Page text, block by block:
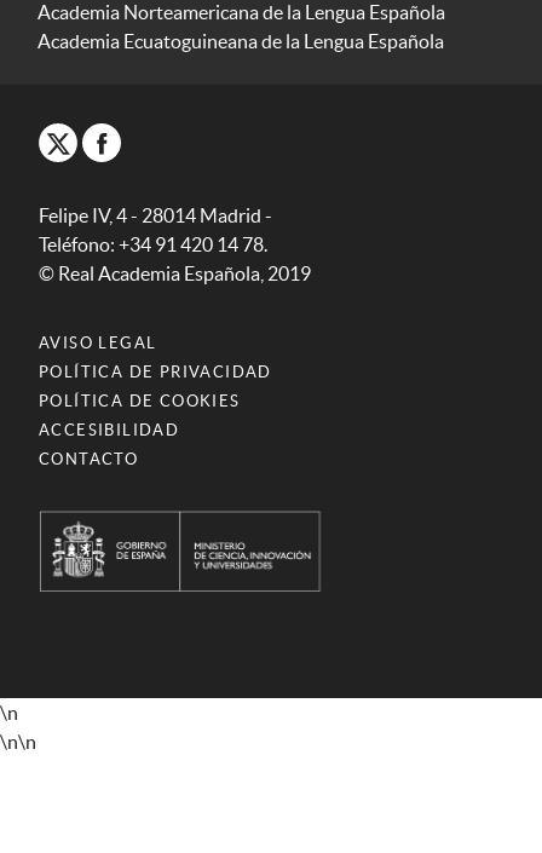
Academia Norteamericana de la Lengua Española
Academia Ecuatoguineana de la Lengua Española
Felipe IV, 4 - 28014 Madrid -
Teléfono: +34 91 420 14 78.
© Real Academia Española, 2019
AVISO LEGAL
POLÍTICA DE PRIVACIDAD
POLÍTICA DE COOKIES
ACCESIBILIDAD
CONTACTO
\n
\n\n